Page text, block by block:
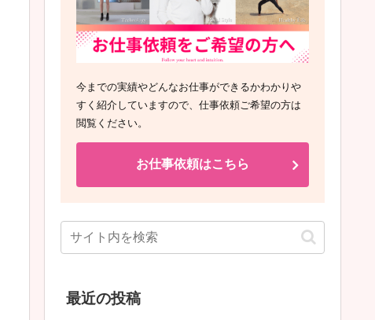
今までの実績やどんなお仕事ができるかわかりや
すく紹介していますので、仕事依頼ご希望の方は
閲覧ください。
お仕事依頼はこちら
最近の投稿